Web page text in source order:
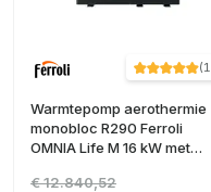
(1
Warmtepomp aerothermie
monobloc R290 Ferroli
OMNIA Life M 16 kW met
€ 12.840,52